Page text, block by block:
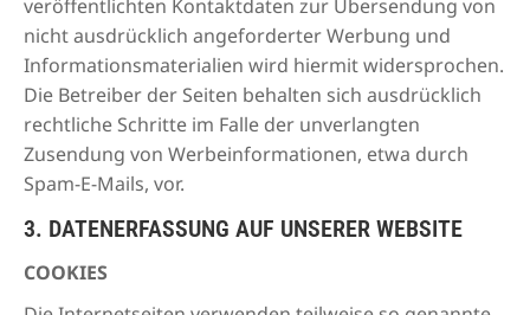
veröffentlichten Kontaktdaten zur Übersendung von
nicht ausdrücklich angeforderter Werbung und
Informationsmaterialien wird hiermit widersprochen.
Die Betreiber der Seiten behalten sich ausdrücklich
rechtliche Schritte im Falle der unverlangten
Zusendung von Werbeinformationen, etwa durch
Spam-E-Mails, vor.
3. DATENERFASSUNG AUF UNSERER WEBSITE
COOKIES